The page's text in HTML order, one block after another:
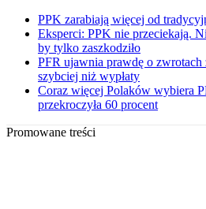
PPK zarabiają więcej od
Eksperci: PPK nie przeciekają.
by tylko zaszkodziło
PFR ujawnia prawdę o zwrotach
szybciej niż wypłaty
Coraz więcej Polaków wybiera
przekroczyła 60 procent
Promowane treści